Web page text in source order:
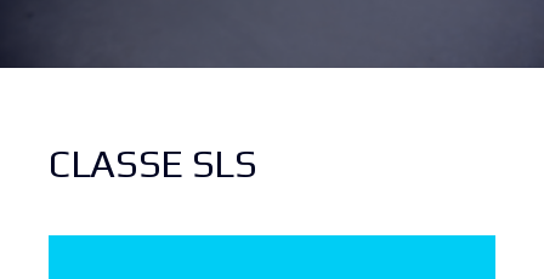
CLASSE SLS